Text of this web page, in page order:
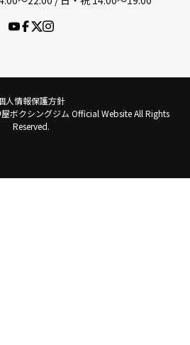
人情報保護方針
ボクシングジム Official Website All Rights
Reserved.